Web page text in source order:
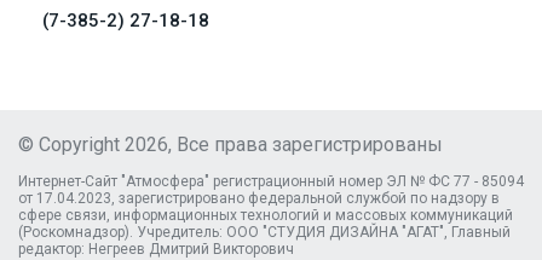
(7-385-2) 27-18-18
© Copyright 2026, Все права зарегистрированы
Интернет-Сайт "Атмосфера" регистрационный номер ЭЛ № ФС 77 - 85094
от 17.04.2023, зарегистрировано федеральной службой по надзору в
сфере связи, информационных технологий и массовых коммуникаций
(Роскомнадзор). Учредитель: ООО "СТУДИЯ ДИЗАЙНА "АГАТ", Главный
редактор: Негреев Дмитрий Викторович